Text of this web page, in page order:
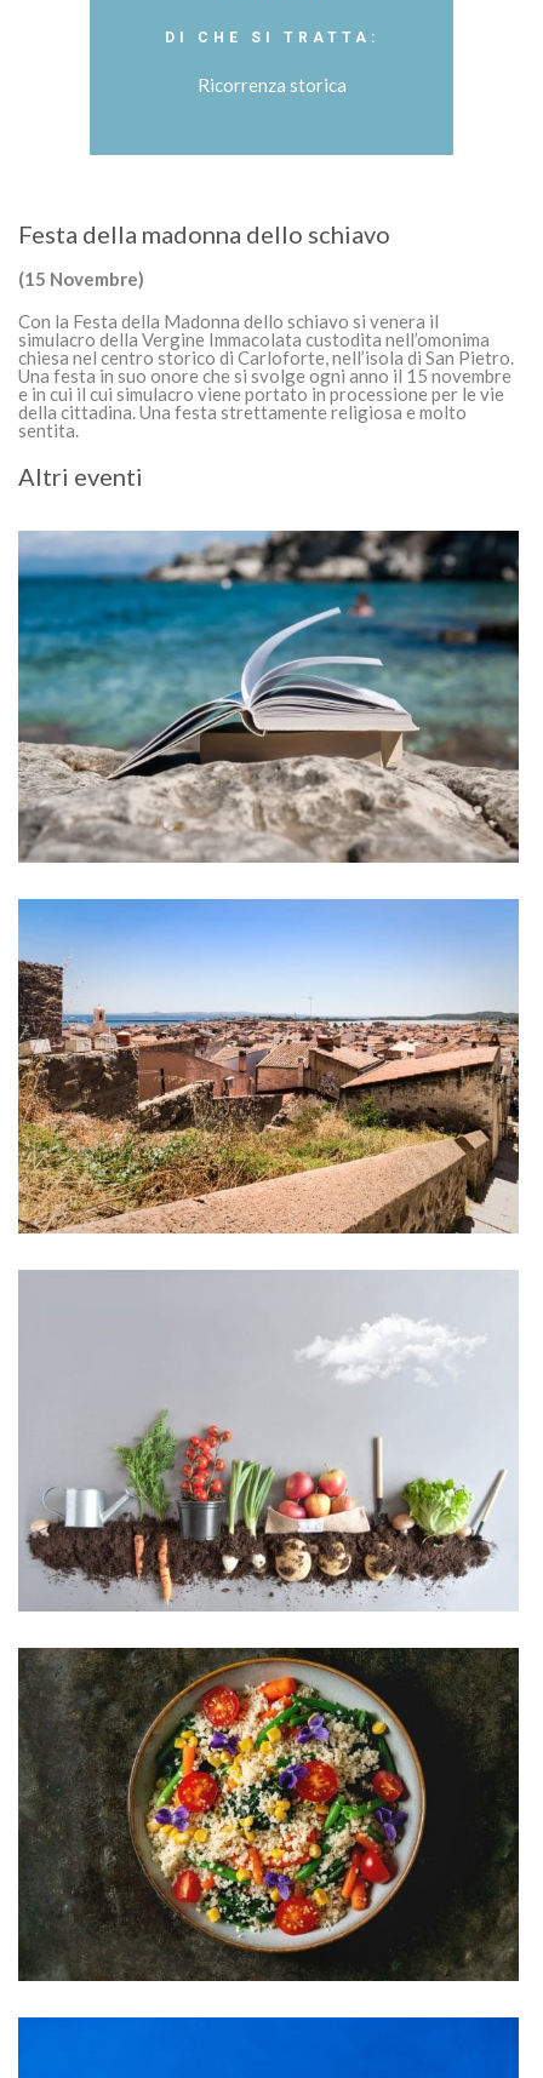
DI CHE SI TRATTA:
Ricorrenza storica
Festa della madonna dello schiavo
(15 Novembre)
Con la Festa della Madonna dello schiavo si venera il
simulacro della Vergine Immacolata custodita nell’omonima
chiesa nel centro storico di Carloforte, nell’isola di San Pietro.
Una festa in suo onore che si svolge ogni anno il 15 novembre
e in cui il cui simulacro viene portato in processione per le vie
della cittadina. Una festa strettamente religiosa e molto
sentita.
Altri eventi